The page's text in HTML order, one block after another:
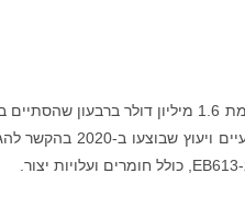
במרץ, 2020. עיקר הירידה משוייך להפחתה של 0.2 מיליון דולר בהוצאות לשירותים